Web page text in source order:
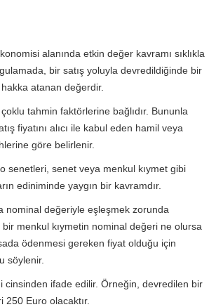
alanında etkin değer kavramı sıklıkla
bir satış yoluyla devredildiğinde bir
atanan değerdir.
tahmin faktörlerine bağlıdır. Bununla
fiyatını alıcı ile kabul eden hamil veya
göre belirlenir.
senetleri, senet veya menkul kıymet gibi
ediniminde yaygın bir kavramdır.
nominal değeriyle eşleşmek zorunda
menkul kıymetin nominal değeri ne olursa
ödenmesi gereken fiyat olduğu için
söylenir.
cinsinden ifade edilir. Örneğin, devredilen bir
Euro olacaktır.